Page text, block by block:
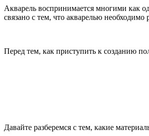
Акварель воспринимается многими как
связано с тем, что акварелью
Перед тем, как приступить к созданию
Давайте разберемся с тем, какие